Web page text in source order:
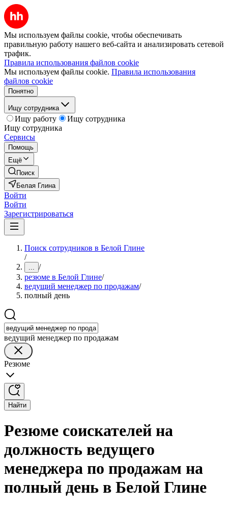
Мы используем файлы cookie, чтобы обеспечивать
правильную работу нашего веб-сайта и анализировать сетевой
трафик.
Правила использования файлов cookie
Мы используем файлы cookie. Правила использования
файлов cookie
Понятно
Ищу сотрудника
Ищу работу
Ищу сотрудника
Ищу сотрудника
Сервисы
Помощь
Ещё
Поиск
Белая Глина
Войти
Войти
Зарегистрироваться
Поиск сотрудников в Белой Глине
/
... /
резюме в Белой Глине/
ведущий менеджер по продажам/
полный день
ведущий менеджер по продажам
Резюме
Найти
Резюме соискателей на
должность ведущего
менеджера по продажам на
полный день в Белой Глине